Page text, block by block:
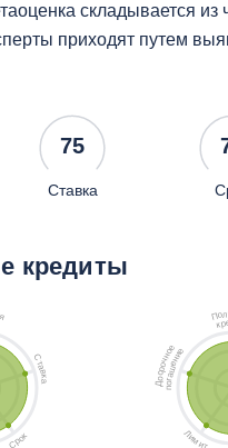
складывается
приходят путем
75
Ставка
кредиты
С
т
а
в
к
а
Сро
к
Пол
кр
Лими
Д
о
с
р
о
ч
ное
п
о
г
а
ш
е
н
и
е